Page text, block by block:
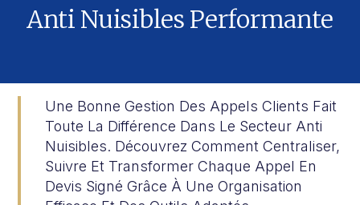
Anti Nuisibles Performante
Une Bonne Gestion Des Appels Clients Fait
Toute La Différence Dans Le Secteur Anti
Nuisibles. Découvrez Comment Centraliser,
Suivre Et Transformer Chaque Appel En
Devis Signé Grâce À Une Organisation